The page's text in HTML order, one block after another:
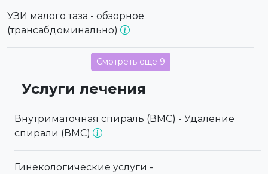
УЗИ малого таза - обзорное
(трансабдоминально)
Смотреть еще 9
Услуги лечения
Внутриматочная спираль (ВМС) - Удаление
спирали (ВМС)
Гинекологические услуги -